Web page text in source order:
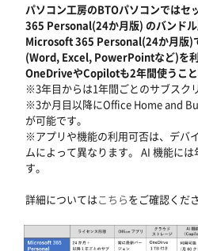
パソコン工房のBTOパソコンでは
365 Personal(24か月版) のバンドル
Microsoft 365 Personal(24か月版)
(Word, Excel, PowerPointなど)を
OneDriveやCopilotも2年間使うこと
※3年目からは1年間ごとのサブスク
※3か月目以降にOffice Home and
が可能です。
※アプリや機能の利用可否は、デバ
ムによって異なります。 AI 機能に
す。
詳細についてはこちらをご確認くだ